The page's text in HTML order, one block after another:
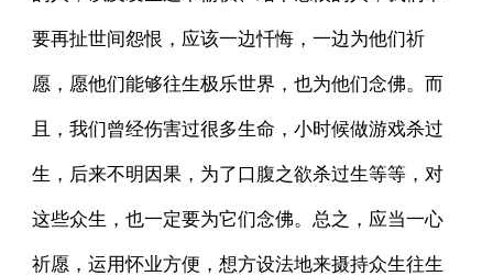
要再扯世间怨恨，应该一边忏悔，一边为他们祈
愿，愿他们能够往生极乐世界，也为他们念佛。而
且，我们曾经伤害过很多生命，小时候做游戏杀过
生，后来不明因果，为了口腹之欲杀过生等等，对
这些众生，也一定要为它们念佛。总之，应当一心
祈愿，运用怀业方便，想方设法地来摄持众生往生